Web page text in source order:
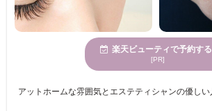
楽天ビューティで予約する
[PR]